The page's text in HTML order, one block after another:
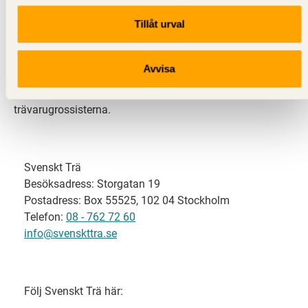
Tillåt urval
Avvisa
Svenskt Trä representerar svensk sågverksindustri
och är en del av branschorganisationen
svensk limträ-, KL-trä- och förpackningsindustri samt
trävarugrossisterna.
Svenskt Trä
Besöksadress: Storgatan 19
Postadress: Box 55525, 102 04 Stockholm
Telefon: 08 - 762 72 60
info@svenskttra.se
Följ Svenskt Trä här: